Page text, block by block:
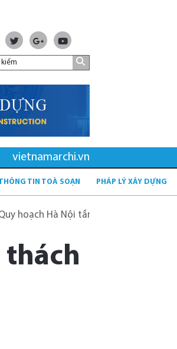
vietnamarchi.vn
TIN TOÀ SOẠN PHÁP LÝ XÂY DỰNG
tầm nhìn 100 năm
thách